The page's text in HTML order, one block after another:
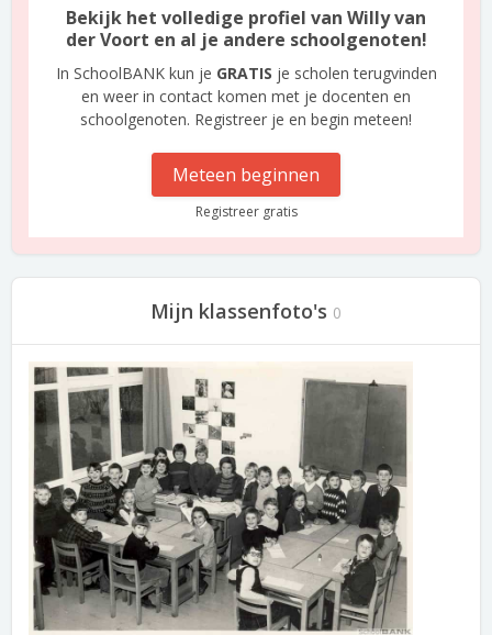
Bekijk het volledige profiel van Willy van
der Voort en al je andere schoolgenoten!
In SchoolBANK kun je GRATIS je scholen terugvinden
en weer in contact komen met je docenten en
schoolgenoten. Registreer je en begin meteen!
Meteen beginnen
Registreer gratis
Mijn klassenfoto's 0